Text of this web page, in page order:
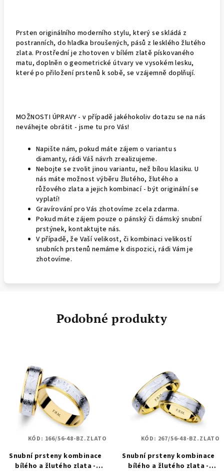
Prsten originálního moderního stylu, který se skládá z
postranních, do hladka broušených, pásů z lesklého žlutého
zlata. Prostřední je zhotoven v bílém zlatě pískovaného
matu, doplněn o geometrické útvary ve vysokém lesku,
které po přiložení prstenů k sobě, se vzájemně doplňují.
MOŽNOSTI ÚPRAVY - v případě jakéhokoliv dotazu se na nás
neváhejte obrátit - jsme tu pro Vás!
Napište nám, pokud máte zájem o variantu s
diamanty, rádi Váš návrh zrealizujeme.
Nebojte se zvolit jinou variantu, než bílou klasiku. U
nás máte možnost výběru žlutého, žlutého a
růžového zlata a jejich kombinací - být originální se
vyplatí!
Gravírování pro Vás zhotovíme zcela zdarma.
Pokud máte zájem pouze o pánský či dámský snubní
prstýnek, kontaktujte nás.
V případě, že Vaší velikost, či kombinaci velikostí
snubních prstenů nemáme k dispozici, rádi Vám je
zhotovíme.
Podobné produkty
Snubní prsteny kombinace
bílého a žlutého zlata -
KÓD: 166/56-48-BZ.ZLATO
Snubní prsteny kombinace
bílého a žlutého zlata -
KÓD: 267/56-48-BZ.ZLATO